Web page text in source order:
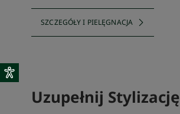
SZCZEGÓŁY I PIELĘGNACJA
Uzupełnij Stylizację